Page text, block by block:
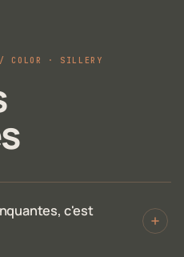
COLOR · SILLERY
c'est